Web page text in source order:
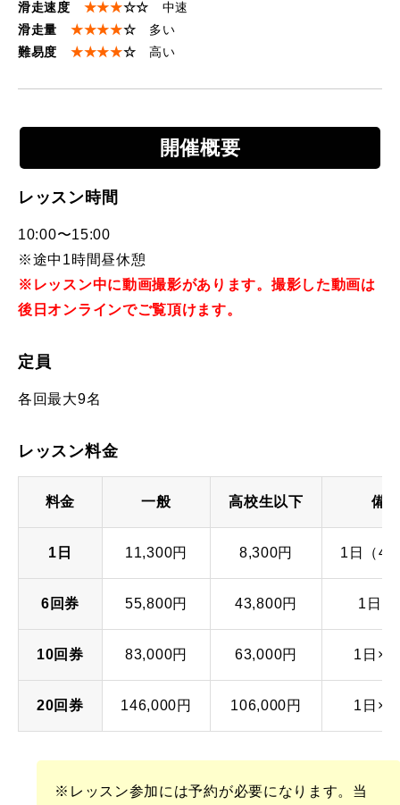
プレゼント
お問合せ 特定商取引法に基づく表記
滑走速度 ★★★☆☆ 中速
滑走量 ★★★★☆ 多い
難易度 ★★★★☆ 高い
開催概要
レッスン時間
10:00〜15:00
※途中1時間昼休憩
※レッスン中に動画撮影があります。撮影した動画は
後日オンラインでご覧頂けます。
定員
各回最大9名
レッスン料金
料金 一般 高校生以下 備
1日 11,300円 8,300円 1日（4
6回券 55,800円 43,800円 1日
10回券 83,000円 63,000円 1日
20回券 146,000円 106,000円 1日
※レッスン参加には予約が必要になります。当